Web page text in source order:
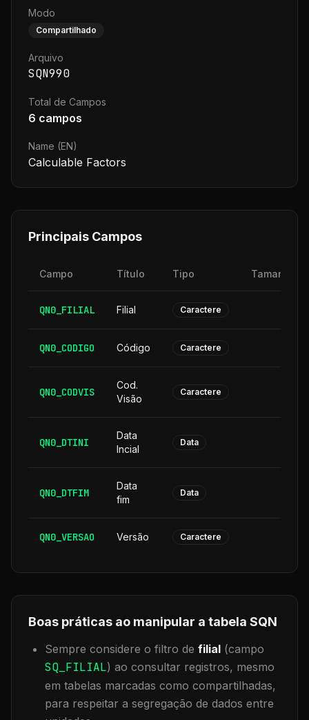
Modo
Compartilhado
Arquivo
SQN990
Total de Campos
6 campos
Name (EN)
Calculable Factors
Principais Campos
Campo Título Tipo Tamanho
QN0_FILIAL Filial Caractere
QN0_CODIGO Código Caractere
QN0_CODVIS
Cod.
Visão
Caractere
QN0_DTINI
Data
Incial
Data
QN0_DTFIM
Data
fim
Data
QN0_VERSAO Versão Caractere
Boas práticas ao manipular a tabela SQN
Sempre considere o filtro de filial (campo
SQ_FILIAL) ao consultar registros, mesmo
em tabelas marcadas como compartilhadas,
para respeitar a segregação de dados entre